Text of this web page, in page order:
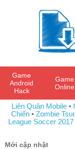
Game
Android
Hack
Game
Online
Liên Quân Mobile•
Chiến• Zombie
League Soccer 2017
Mới cập nhật